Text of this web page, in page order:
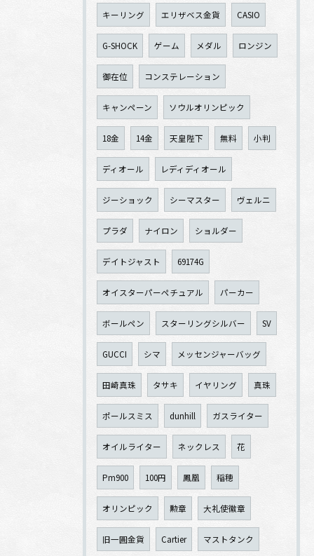
キーリング エリザベス金貨 CASIO
G-SHOCK ゲーム メダル ロンジン
御在位 コンステレーション
キャンペーン ソウルオリンピック
18金 14金 天皇陛下 無料 小判
ディオール レディディオール
ジーショック シーマスター ヴェルニ
プラダ ナイロン ショルダー
デイトジャスト 69174G
オイスターパーペチュアル パーカー
ボールペン スターリングシルバー SV
GUCCI シマ メッセンジャーバッグ
田崎真珠 タサキ イヤリング 真珠
ポールスミス dunhill ガスライター
オイルライター ネックレス 花
Pm900 100円 鳳凰 稲穂
オリンピック 勲章 大礼使徽章
旧一圓金貨 Cartier マストタンク